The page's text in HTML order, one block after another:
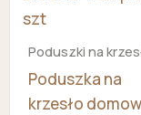
Poduszki na
Poduszka na
krzesło